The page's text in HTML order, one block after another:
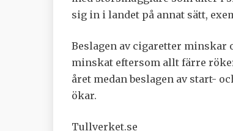
sig in i landet på annat sätt,
Beslagen av cigaretter minskar
minskat eftersom allt färre
året medan beslagen av start-
ökar.
Tullverket.se